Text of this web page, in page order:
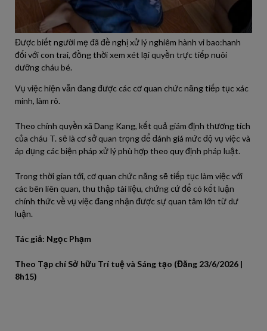
Được biết người mẹ đã đề nghị xử lý nghiêm hành vi bao:hanh
đối với con trai, đồng thời xem xét lại quyền trực tiếp nuôi
dưỡng cháu bé.
Vụ việc hiện vẫn đang được các cơ quan chức năng tiếp tục xác
minh, làm rõ.
Theo chính quyền xã Dang Kang, kết quả giám định thương tích
của cháu T. sẽ là cơ sở quan trọng để đánh giá mức độ vụ việc và
áp dụng các biện pháp xử lý phù hợp theo quy định pháp luật.
Trong thời gian tới, cơ quan chức năng sẽ tiếp tục làm việc với
các bên liên quan, thu thập tài liệu, chứng cứ để có kết luận
chính thức về vụ việc đang nhận được sự quan tâm lớn từ dư
luận.
Tác giả: Ngọc Phạm
Theo Tạp chí Sở hữu Trí tuệ và Sáng tạo (Đăng 23/6/2026 |
8h15)